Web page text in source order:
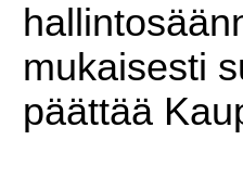
mukaisesti
päättää